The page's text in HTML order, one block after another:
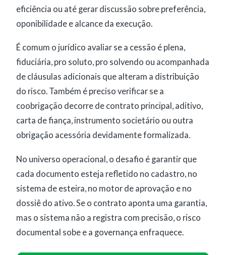
eficiência ou até gerar discussão sobre preferência,
oponibilidade e alcance da execução.
É comum o jurídico avaliar se a cessão é plena,
fiduciária, pro soluto, pro solvendo ou acompanhada
de cláusulas adicionais que alteram a distribuição
do risco. Também é preciso verificar se a
coobrigação decorre de contrato principal, aditivo,
carta de fiança, instrumento societário ou outra
obrigação acessória devidamente formalizada.
No universo operacional, o desafio é garantir que
cada documento esteja refletido no cadastro, no
sistema de esteira, no motor de aprovação e no
dossiê do ativo. Se o contrato aponta uma garantia,
mas o sistema não a registra com precisão, o risco
documental sobe e a governança enfraquece.